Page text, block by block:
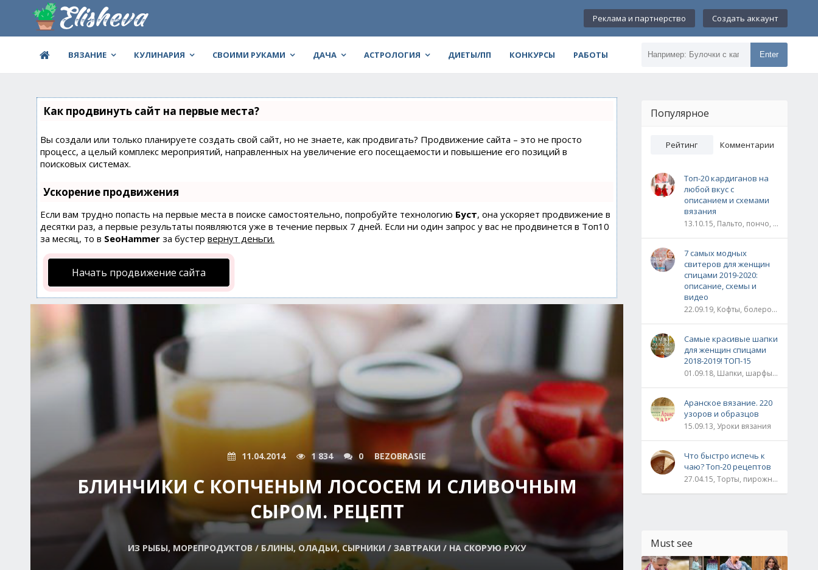
Реклама и партнерство Создать аккаунт
ВЯЗАНИЕ КУЛИНАРИЯ СВОИМИ РУКАМИ ДАЧА АСТРОЛОГИЯ ДИЕТЫ/ПП КОНКУРСЫ РАБОТЫ Enter
Как продвинуть сайт на первые места?
Вы создали или только планируете создать свой сайт, но не знаете, как продвигать? Продвижение сайта – это не просто
процесс, а целый комплекс мероприятий, направленных на увеличение его посещаемости и повышение его позиций в
поисковых системах.
Ускорение продвижения
Если вам трудно попасть на первые места в поиске самостоятельно, попробуйте технологию Буст, она ускоряет продвижение в
десятки раз, а первые результаты появляются уже в течение первых 7 дней. Если ни один запрос у вас не продвинется в Топ10
за месяц, то в SeoHammer за бустер вернут деньги.
Начать продвижение сайта
11.04.2014 1 834 0 BEZOBRASIE
БЛИНЧИКИ С КОПЧЕНЫМ ЛОСОСЕМ И СЛИВОЧНЫМ
СЫРОМ. РЕЦЕПТ
ИЗ РЫБЫ, МОРЕПРОДУКТОВ / БЛИНЫ, ОЛАДЬИ, СЫРНИКИ / ЗАВТРАКИ / НА СКОРУЮ РУКУ
Популярное
Рейтинг Комментарии
Топ-20 кардиганов на
любой вкус с
описанием и схемами
вязания
13.10.15, Пальто, пончо, кардиганы
7 самых модных
свитеров для женщин
спицами 2019-2020:
описание, схемы и
видео
22.09.19, Кофты, болеро, жакеты, жилеты, пуловеры и свитера
Самые красивые шапки
для женщин спицами
2018-2019! ТОП-15
01.09.18, Шапки, шарфы, шали, снуды и палантины
Аранское вязание. 220
узоров и образцов
15.09.13, Уроки вязания
Что быстро испечь к
чаю? Топ-20 рецептов
27.04.15, Торты, пирожные, рулеты / Булки, пироги / Печенье, кексы, маффины / На скорую руку
Must see